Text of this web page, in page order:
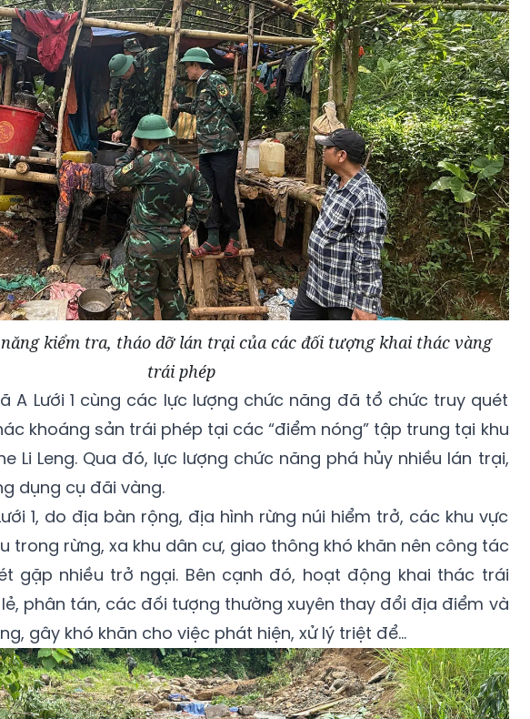
kiểm tra, tháo dỡ lán trại của các đối tượng khai thác vàng
trái phép
A Lưới 1 cùng các lực lượng chức năng đã tổ chức truy quét
khoáng sản trái phép tại các “điểm nóng” tập trung tại khu
Li Leng. Qua đó, lực lượng chức năng phá hủy nhiều lán trại,
dụng cụ đãi vàng.
1, do địa bàn rộng, địa hình rừng núi hiểm trở, các khu vực
trong rừng, xa khu dân cư, giao thông khó khăn nên công tác
gặp nhiều trở ngại. Bên cạnh đó, hoạt động khai thác trái
phân tán, các đối tượng thường xuyên thay đổi địa điểm và
gây khó khăn cho việc phát hiện, xử lý triệt để...